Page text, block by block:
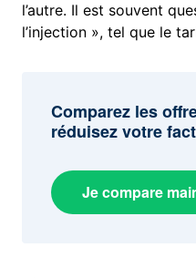
l’autre. Il est souvent
l’injection », tel que le
Comparez les
réduisez votre
Je compare